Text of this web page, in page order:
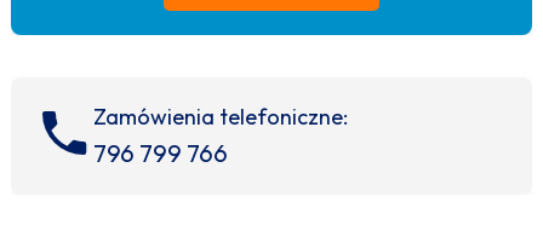
Zamówienia telefoniczne:
796 799 766